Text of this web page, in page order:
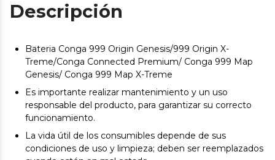
Descripción
Bateria Conga 999 Origin Genesis/999 Origin X-
Treme/Conga Connected Premium/ Conga 999 Map
Genesis/ Conga 999 Map X-Treme
Es importante realizar mantenimiento y un uso
responsable del producto, para garantizar su correcto
funcionamiento.
La vida útil de los consumibles depende de sus
condiciones de uso y limpieza; deben ser reemplazados